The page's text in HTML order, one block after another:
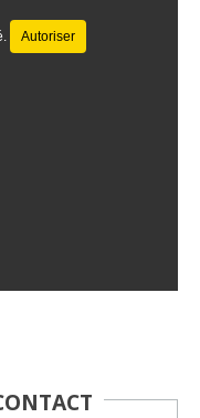
Autoriser